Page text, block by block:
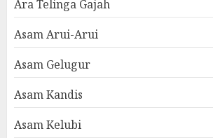
Ara Telinga Gajah
Asam Arui-Arui
Asam Gelugur
Asam Kandis
Asam Kelubi